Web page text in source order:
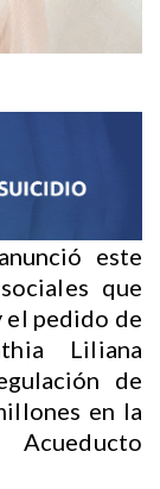
este
que
el pedido de
Liliana
de
en la